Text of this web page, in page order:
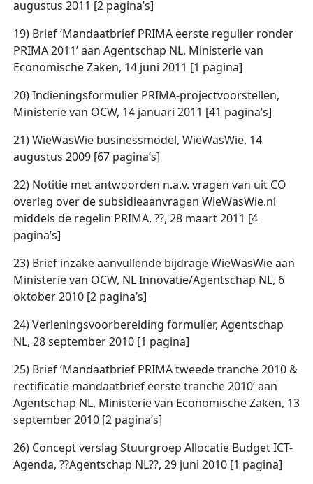
augustus 2011 [2 pagina’s]
19) Brief ‘Mandaatbrief PRIMA eerste regulier ronder
PRIMA 2011’ aan Agentschap NL, Ministerie van
Economische Zaken, 14 juni 2011 [1 pagina]
20) Indieningsformulier PRIMA-projectvoorstellen,
Ministerie van OCW, 14 januari 2011 [41 pagina’s]
21) WieWasWie businessmodel, WieWasWie, 14
augustus 2009 [67 pagina’s]
22) Notitie met antwoorden n.a.v. vragen van uit CO
overleg over de subsidieaanvragen WieWasWie.nl
middels de regelin PRIMA, ??, 28 maart 2011 [4
pagina’s]
23) Brief inzake aanvullende bijdrage WieWasWie aan
Ministerie van OCW, NL Innovatie/Agentschap NL, 6
oktober 2010 [2 pagina’s]
24) Verleningsvoorbereiding formulier, Agentschap
NL, 28 september 2010 [1 pagina]
25) Brief ‘Mandaatbrief PRIMA tweede tranche 2010 &
rectificatie mandaatbrief eerste tranche 2010’ aan
Agentschap NL, Ministerie van Economische Zaken, 13
september 2010 [2 pagina’s]
26) Concept verslag Stuurgroep Allocatie Budget ICT-
Agenda, ??Agentschap NL??, 29 juni 2010 [1 pagina]